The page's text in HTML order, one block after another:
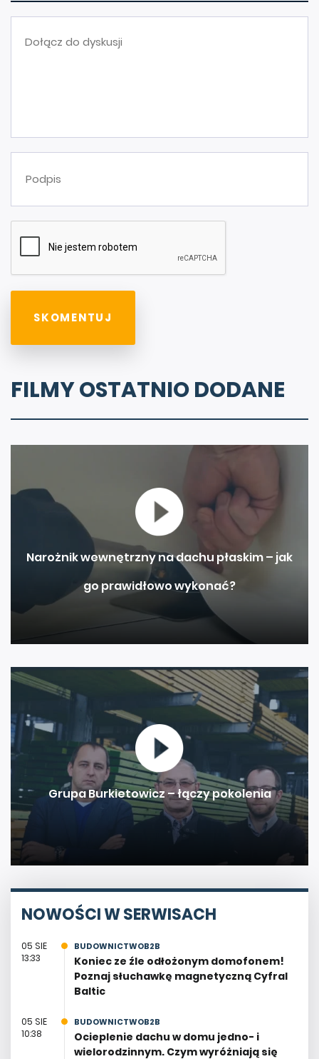
FILMY OSTATNIO DODANE
Narożnik wewnętrzny na dachu płaskim – jak
go prawidłowo wykonać?
Grupa Burkietowicz – łączy pokolenia
NOWOŚCI W SERWISACH
05 SIE
13:33
BUDOWNICTWOB2B
Koniec ze źle odłożonym domofonem!
Poznaj słuchawkę magnetyczną Cyfral
Baltic
05 SIE
10:38
BUDOWNICTWOB2B
Ocieplenie dachu w domu jedno- i
wielorodzinnym. Czym wyróżniają się